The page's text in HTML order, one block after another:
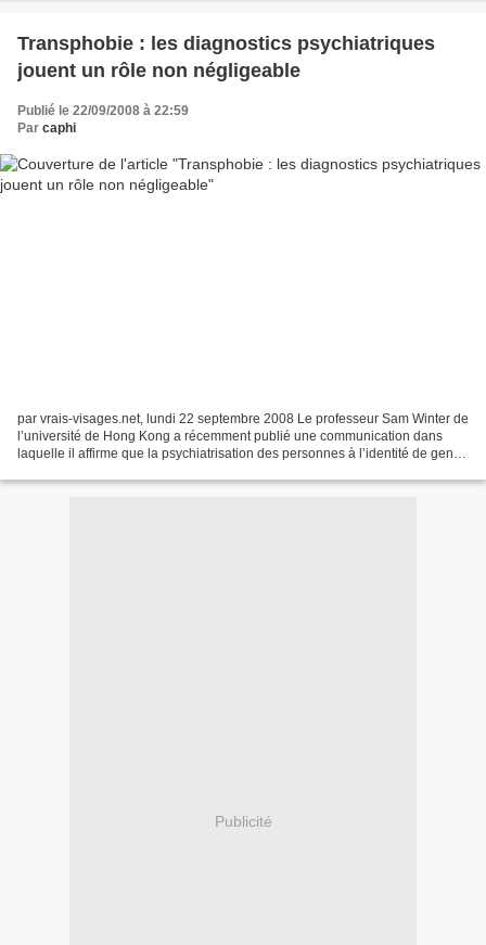
Transphobie : les diagnostics psychiatriques
jouent un rôle non négligeable
Publié le 22/09/2008 à 22:59
Par caphi
par vrais-visages.net, lundi 22 septembre 2008 Le professeur Sam Winter de
l’université de Hong Kong a récemment publié une communication dans
laquelle il affirme que la psychiatrisation des personnes à l’identité de genre
Publicité